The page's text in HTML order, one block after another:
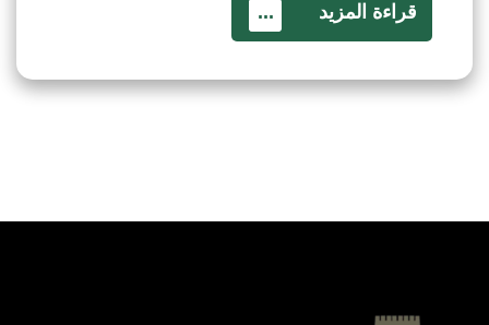
قراءة المزيد ...